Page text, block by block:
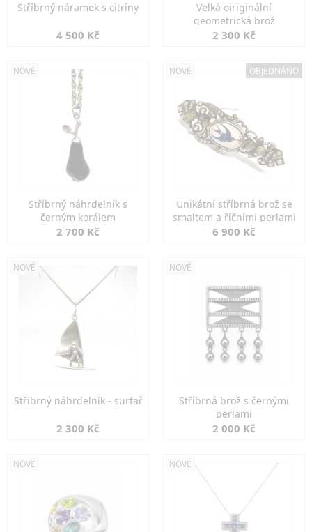
Stříbrný náramek s citríny
4 500 Kč
Velká oiriginální
geometrická brož
2 300 Kč
NOVÉ
Stříbrný náhrdelník s
černým korálem
2 700 Kč
NOVÉ OBJEDNÁNO
Unikátní stříbrná brož se
smaltem a říčními perlami
6 900 Kč
NOVÉ
Stříbrný náhrdelník - surfař
2 300 Kč
NOVÉ
Stříbrná brož s černými
perlami
2 000 Kč
NOVÉ NOVÉ